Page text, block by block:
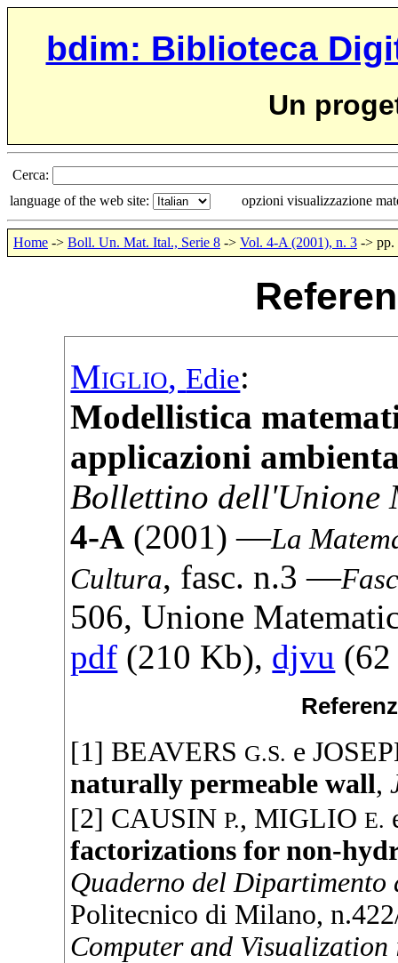
bdim: Biblioteca
Un
Cerca:
language of the web site:
opzioni visualizzazione
Home -> Boll. Un. Mat. Ital., Serie 8 -> Vol. 4-A (2001), n. 3 -> pp.
Miglio, Edie:
Modellistica
applicazioni
Bollettino dell'Unione
4-A (2001) —La
Cultura, fasc. n.3 —
506,Unione
pdf (210 Kb), djvu
[1] BEAVERS G.S. e
naturally permeable wall,
[2] CAUSIN P., MIGLIO E.
factorizations for non-
Quaderno del
Politecnico di Milano,
Computer and Visualization